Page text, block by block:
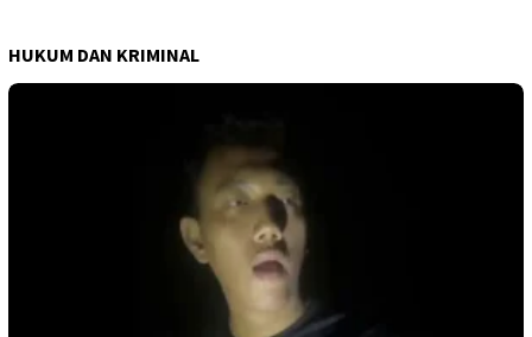
HUKUM DAN KRIMINAL